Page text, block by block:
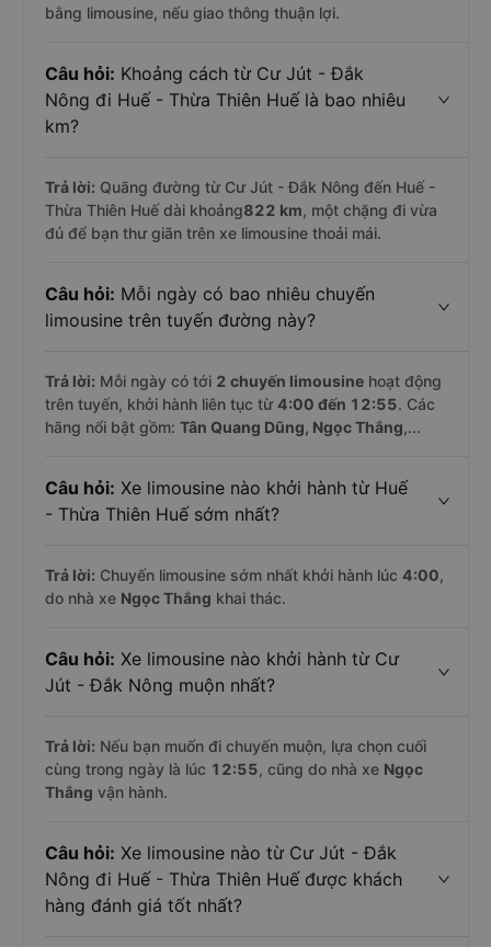
bằng limousine, nếu giao thông thuận lợi.
Câu hỏi: Khoảng cách từ Cư Jút - Đắk
Nông đi Huế - Thừa Thiên Huế là bao nhiêu
km?
Trả lời: Quãng đường từ Cư Jút - Đắk Nông đến Huế -
Thừa Thiên Huế dài khoảng822 km, một chặng đi vừa
đủ để bạn thư giãn trên xe limousine thoải mái.
Câu hỏi: Mỗi ngày có bao nhiêu chuyến
limousine trên tuyến đường này?
Trả lời: Mỗi ngày có tới 2 chuyến limousine hoạt động
trên tuyến, khởi hành liên tục từ4:00 đến 12:55. Các
hãng nổi bật gồm: Tân Quang Dũng, Ngọc Thắng,...
Câu hỏi: Xe limousine nào khởi hành từ Huế
- Thừa Thiên Huế sớm nhất?
Trả lời: Chuyến limousine sớm nhất khởi hành lúc 4:00,
do nhà xe Ngọc Thắng khai thác.
Câu hỏi: Xe limousine nào khởi hành từ Cư
Jút - Đắk Nông muộn nhất?
Trả lời: Nếu bạn muốn đi chuyến muộn, lựa chọn cuối
cùng trong ngày là lúc 12:55, cũng do nhà xe Ngọc
Thắng vận hành.
Câu hỏi: Xe limousine nào từ Cư Jút - Đắk
Nông đi Huế - Thừa Thiên Huế được khách
hàng đánh giá tốt nhất?